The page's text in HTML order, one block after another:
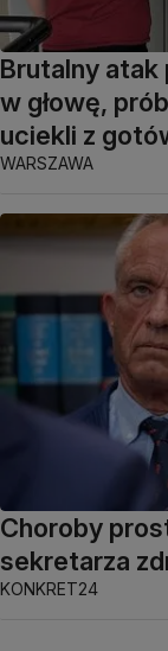
Brutalny atak
w głowę,
uciekli z
WARSZAWA
Choroby
sekretarza
KONKRET24